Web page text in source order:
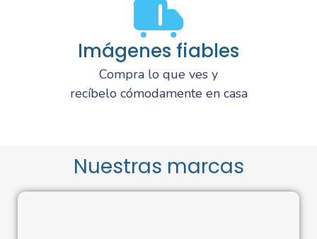
Imágenes fiables
Compra lo que ves y
recíbelo cómodamente en casa
Nuestras marcas